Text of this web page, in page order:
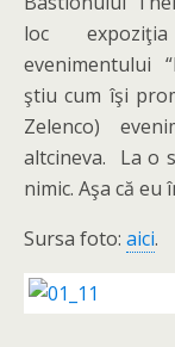
loc
evenimentului
ştiu cum îşi
Zelenco)
altcineva. La o
nimic. Aşa că eu
Sursa foto: aici.